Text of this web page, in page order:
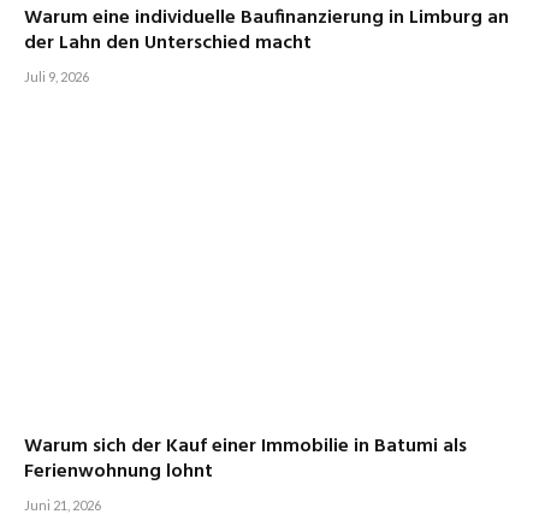
Warum eine individuelle Baufinanzierung in Limburg an
der Lahn den Unterschied macht
Juli 9, 2026
Warum sich der Kauf einer Immobilie in Batumi als
Ferienwohnung lohnt
Juni 21, 2026